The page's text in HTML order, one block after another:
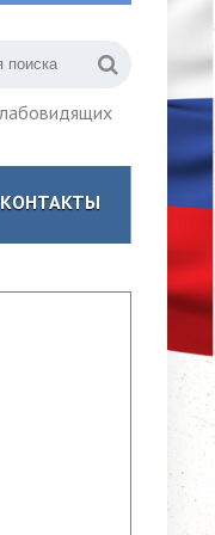
КОНТАКТЫ